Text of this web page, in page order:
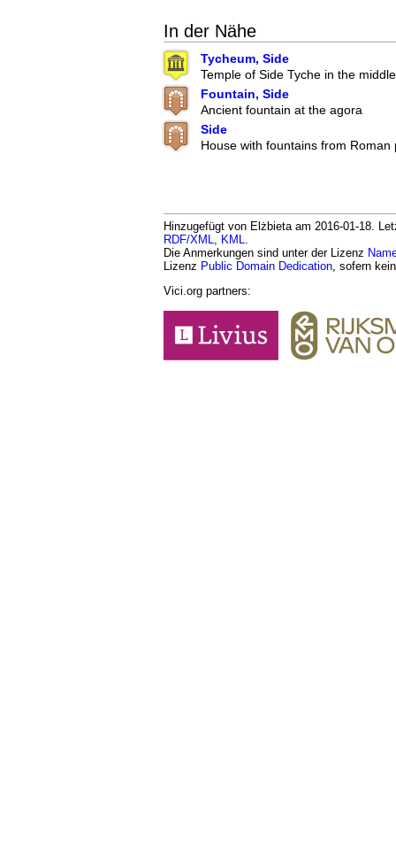
In der Nähe
Tycheum, Side
Temple of Side Tyche in the
Fountain, Side
Ancient fountain at the agora
Side
House with fountains from Roman
Hinzugefügt von Elżbieta am 2016-01-18.
RDF/XML, KML.
Die Anmerkungen sind unter der Lizenz
Lizenz Public Domain Dedication, sofern
Vici.org partners: